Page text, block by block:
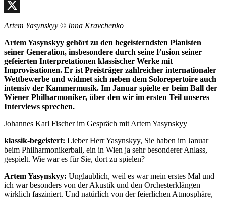
Facebook
X
Artem Yasynskyy © Inna Kravchenko
Artem Yasynskyy gehört zu den begeisterndsten Pianisten
seiner Generation, insbesondere durch seine Fusion seiner
gefeierten Interpretationen klassischer Werke mit
Improvisationen. Er ist Preisträger zahlreicher internationaler
Wettbewerbe und widmet sich neben dem Solorepertoire auch
intensiv der Kammermusik. Im Januar spielte er beim Ball der
Wiener Philharmoniker, über den wir im ersten Teil unseres
Interviews sprechen.
Johannes Karl Fischer im Gespräch mit Artem Yasynskyy
klassik-begeistert: Lieber Herr Yasynskyy, Sie haben im Januar
beim Philharmonikerball, ein in Wien ja sehr besonderer Anlass,
gespielt. Wie war es für Sie, dort zu spielen?
Artem Yasynskyy: Unglaublich, weil es war mein erstes Mal und
ich war besonders von der Akustik und den Orchesterklängen
wirklich fasziniert. Und natürlich von der feierlichen Atmosphäre,